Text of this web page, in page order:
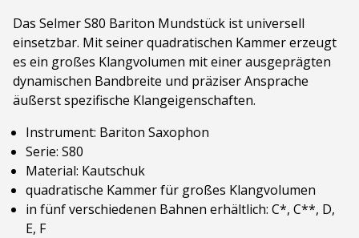
Das Selmer S80 Bariton Mundstück ist universell
einsetzbar. Mit seiner quadratischen Kammer erzeugt
es ein großes Klangvolumen mit einer ausgeprägten
dynamischen Bandbreite und präziser Ansprache
äußerst spezifische Klangeigenschaften.
Instrument: Bariton Saxophon
Serie: S80
Material: Kautschuk
quadratische Kammer für großes Klangvolumen
in fünf verschiedenen Bahnen erhältlich: C*, C**, D,
E, F